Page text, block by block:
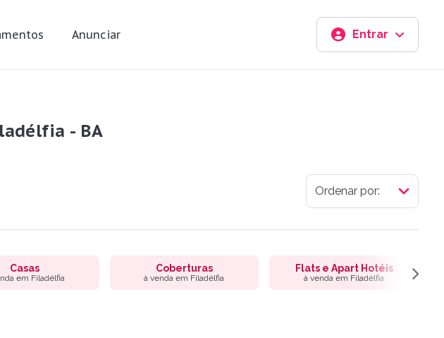
Anunciar Entrar
- BA
Casas
em Filadélfia
Coberturas
à venda em Filadélfia
Flats e Apart Hotéis
à venda em Filadélfia